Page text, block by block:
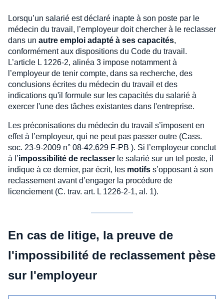
Lorsqu’un salarié est déclaré inapte à son poste par le
médecin du travail, l’employeur doit chercher à le reclasser
dans un autre emploi adapté à ses capacités,
conformément aux dispositions du Code du travail.
L’article L 1226-2, alinéa 3 impose notamment à
l’employeur de tenir compte, dans sa recherche, des
conclusions écrites du médecin du travail et des
indications qu'il formule sur les capacités du salarié à
exercer l'une des tâches existantes dans l'entreprise.
Les préconisations du médecin du travail s’imposent en
effet à l’employeur, qui ne peut pas passer outre (Cass.
soc. 23-9-2009 n° 08-42.629 F-PB ). Si l’employeur conclut
à l’impossibilité de reclasser le salarié sur un tel poste, il
indique à ce dernier, par écrit, les motifs s’opposant à son
reclassement avant d’engager la procédure de
licenciement (C. trav. art. L 1226-2-1, al. 1).
En cas de litige, la preuve de
l'impossibilité de reclassement pèse
sur l'employeur